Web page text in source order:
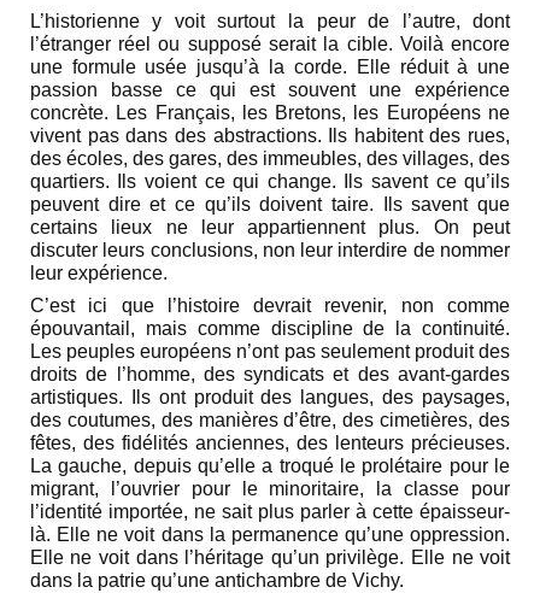
L’historienne y voit surtout la peur de l’autre, dont
l’étranger réel ou supposé serait la cible. Voilà encore
une formule usée jusqu’à la corde. Elle réduit à une
passion basse ce qui est souvent une expérience
concrète. Les Français, les Bretons, les Européens ne
vivent pas dans des abstractions. Ils habitent des rues,
des écoles, des gares, des immeubles, des villages, des
quartiers. Ils voient ce qui change. Ils savent ce qu’ils
peuvent dire et ce qu’ils doivent taire. Ils savent que
certains lieux ne leur appartiennent plus. On peut
discuter leurs conclusions, non leur interdire de nommer
leur expérience.
C’est ici que l’histoire devrait revenir, non comme
épouvantail, mais comme discipline de la continuité.
Les peuples européens n’ont pas seulement produit des
droits de l’homme, des syndicats et des avant-gardes
artistiques. Ils ont produit des langues, des paysages,
des coutumes, des manières d’être, des cimetières, des
fêtes, des fidélités anciennes, des lenteurs précieuses.
La gauche, depuis qu’elle a troqué le prolétaire pour le
migrant, l’ouvrier pour le minoritaire, la classe pour
l’identité importée, ne sait plus parler à cette épaisseur-
là. Elle ne voit dans la permanence qu’une oppression.
Elle ne voit dans l’héritage qu’un privilège. Elle ne voit
dans la patrie qu’une antichambre de Vichy.